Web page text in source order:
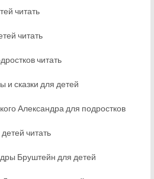
читать
читать
читать
и сказки для детей
Александра для подростков
читать
Бруштейн для детей